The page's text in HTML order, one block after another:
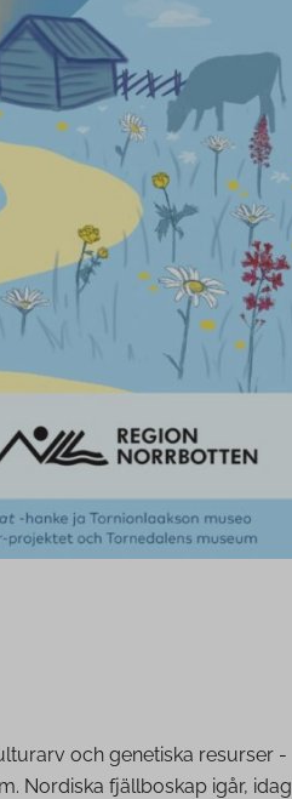
och genetiska resurser -
Nordiska fjällboskap igår, idag